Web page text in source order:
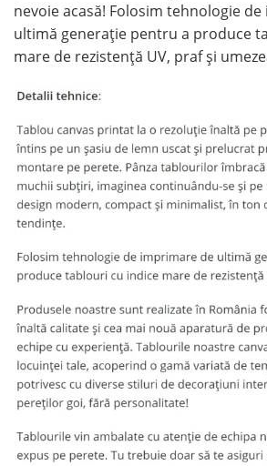
nevoie acasă! Folosim tehnologie
ultimă generație pentru a produce
mare de rezistență UV, praf și